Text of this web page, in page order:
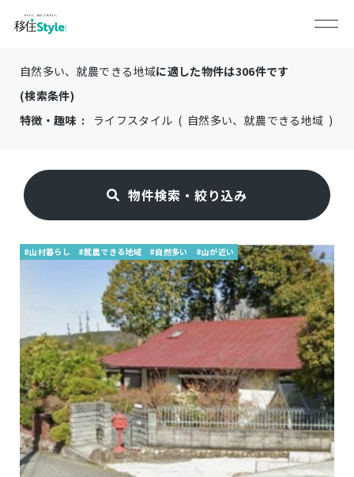
自然多い、就農できる地域に適した物件は306件です
(検索条件)
特徴・趣味 : ライフスタイル ( 自然多い、就農できる地域 )
物件検索・絞り込み
#山村暮らし #就農できる地域 #自然多い #山が近い